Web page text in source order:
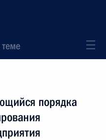
порядка